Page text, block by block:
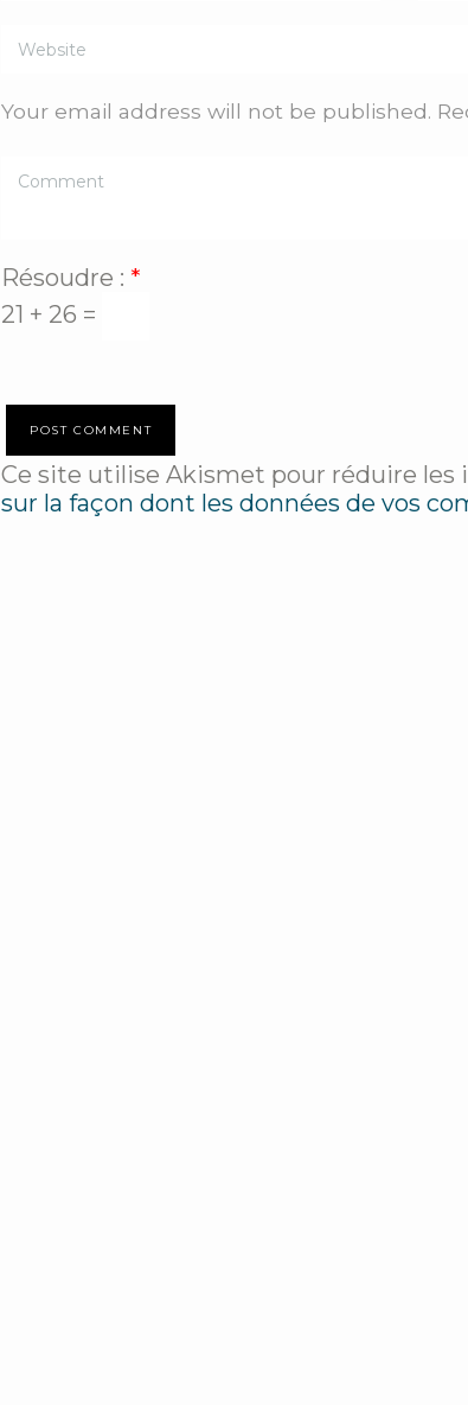
Your email address will not be published.
Résoudre : *
21 + 26 =
Ce site utilise Akismet pour réduire les
sur la façon dont les données de vos